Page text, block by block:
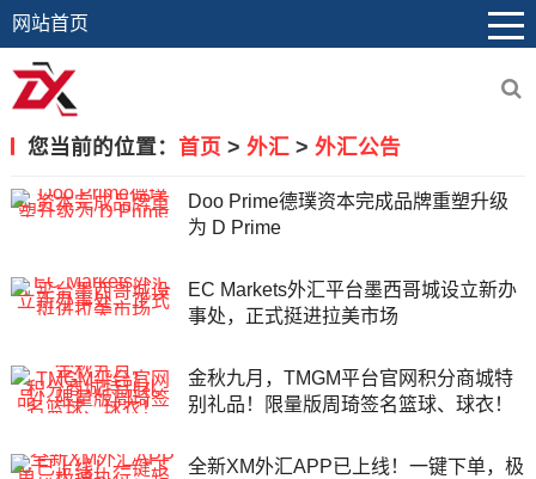
网站首页
您当前的位置： 首页 > 外汇> 外汇公告
Doo Prime德璞资本完成品牌重塑升级
为 D Prime
EC Markets外汇平台墨西哥城设立新办
事处，正式挺进拉美市场
金秋九月，TMGM平台官网积分商城特
别礼品！限量版周琦签名篮球、球衣！
全新XM外汇APP已上线！一键下单，极